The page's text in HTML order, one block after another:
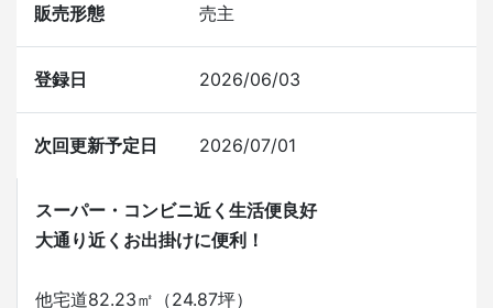
販売形態 売主
登録日 2026/06/03
次回更新予定日 2026/07/01
スーパー・コンビニ近く生活便良好
大通り近くお出掛けに便利！
他宅道82.23㎡（24.87坪）